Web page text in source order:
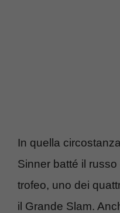
In quella
Sinner batté il
trofeo, uno dei
il Grande Slam.